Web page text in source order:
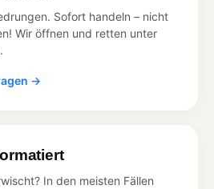
Sofort handeln – nicht
Wir öffnen und retten unter
→
In den meisten Fällen